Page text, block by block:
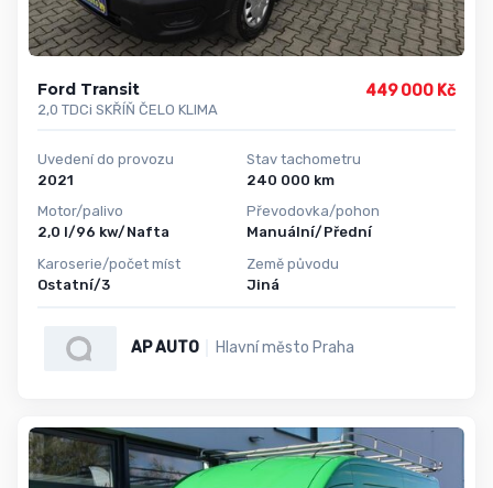
Ford Transit
2,0 TDCi SKŘÍŇ ČELO KLIMA
449 000 Kč
Uvedení do provozu
2021
Motor/palivo
2,0 l/96 kw/Nafta
Karoserie/počet míst
Ostatní/3
Stav tachometru
240 000 km
Převodovka/pohon
Manuální/Přední
Země původu
Jiná
AP AUTO Hlavní město Praha